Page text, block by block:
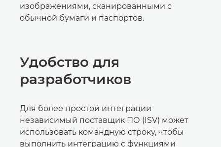
изображениями, сканированными с
обычной бумаги и паспортов.
Удобство для
разработчиков
Для более простой интеграции
независимый поставщик ПО (ISV) может
использовать командную строку, чтобы
выполнить интеграцию с функциями